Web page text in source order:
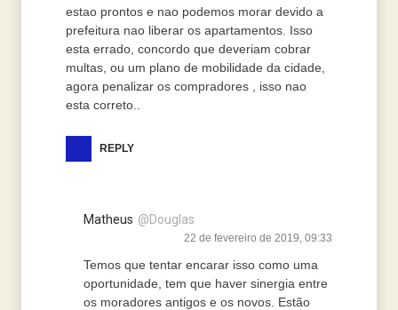
estao prontos e nao podemos morar devido a
prefeitura nao liberar os apartamentos. Isso
esta errado, concordo que deveriam cobrar
multas, ou um plano de mobilidade da cidade,
agora penalizar os compradores , isso nao
esta correto..
REPLY
Matheus @Douglas
22 de fevereiro de 2019, 09:33
Temos que tentar encarar isso como uma
oportunidade, tem que haver sinergia entre
os moradores antigos e os novos. Estão